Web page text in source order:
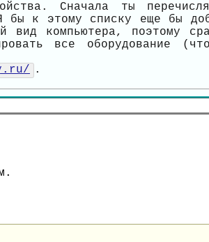
Сначала ты
бы к этому списку еще бы
компьютера, поэтому
все оборудование
.